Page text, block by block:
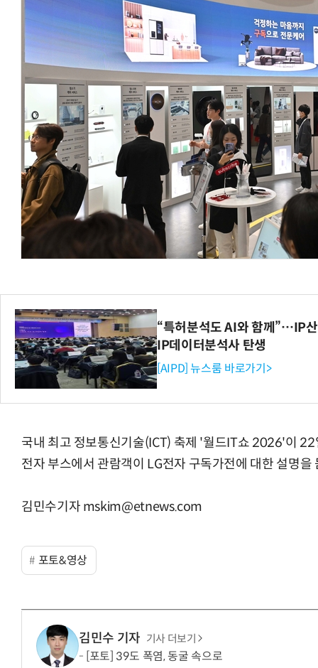
“특허분석도 AI와 함께”…IP
IP데이터분석사 탄생
[AIPD] 뉴스룸 바로가기>
국내 최고 정보통신기술(ICT) 축제 '월드IT쇼 2026'이
전자 부스에서 관람객이 LG전자 구독가전에 대한 설명을
김민수기자 mskim@etnews.com
포토&영상
김민수 기자 기사 더보기
[포토] 39도 폭염, 동굴 속으로